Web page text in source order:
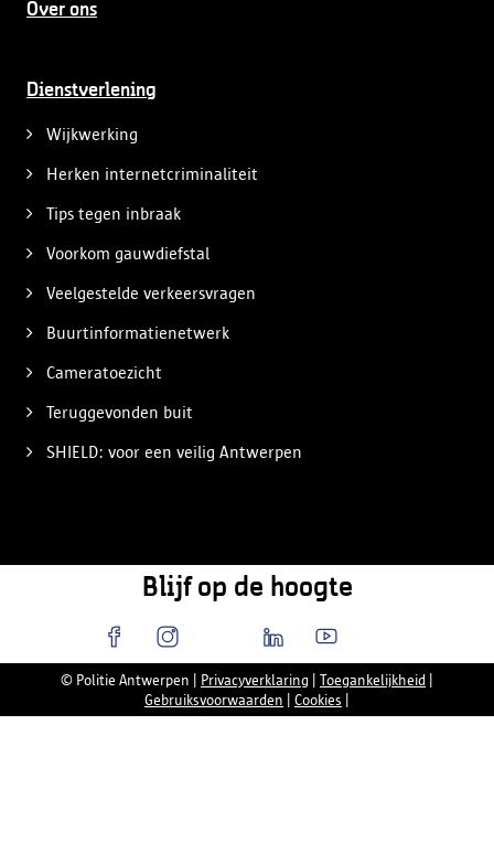
Over ons
Dienstverlening
Wijkwerking
Herken internetcriminaliteit
Tips tegen inbraak
Voorkom gauwdiefstal
Veelgestelde verkeersvragen
Buurtinformatienetwerk
Cameratoezicht
Teruggevonden buit
SHIELD: voor een veilig Antwerpen
Blijf op de hoogte
© Politie Antwerpen Privacyverklaring Toegankelijkheid
Gebruiksvoorwaarden
Cookies